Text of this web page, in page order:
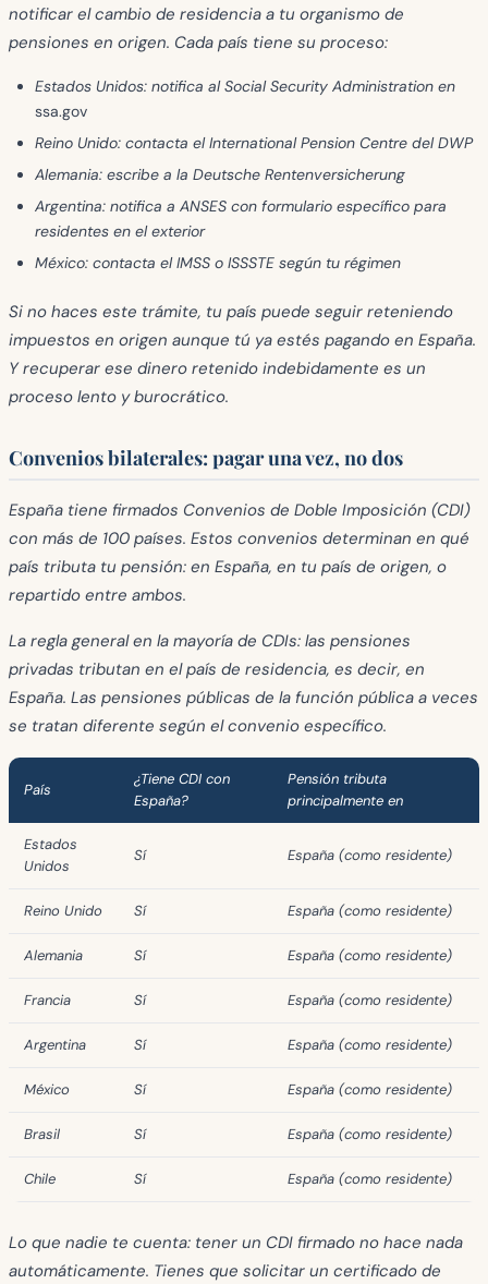
notificar el cambio de residencia a tu organismo de
pensiones en origen. Cada país tiene su proceso:
Estados Unidos: notifica al Social Security Administration en
ssa.gov
Reino Unido: contacta el International Pension Centre del DWP
Alemania: escribe a la Deutsche Rentenversicherung
Argentina: notifica a ANSES con formulario específico para
residentes en el exterior
México: contacta el IMSS o ISSSTE según tu régimen
Si no haces este trámite, tu país puede seguir reteniendo
impuestos en origen aunque tú ya estés pagando en España.
Y recuperar ese dinero retenido indebidamente es un
proceso lento y burocrático.
Convenios bilaterales: pagar una vez, no dos
España tiene firmados Convenios de Doble Imposición (CDI)
con más de 100 países. Estos convenios determinan en qué
país tributa tu pensión: en España, en tu país de origen, o
repartido entre ambos.
La regla general en la mayoría de CDIs: las pensiones
privadas tributan en el país de residencia, es decir, en
España. Las pensiones públicas de la función pública a veces
se tratan diferente según el convenio específico.
País
¿Tiene CDI con
España?
Pensión tributa
principalmente en
Estados
Unidos
Sí España (como residente)
Reino Unido Sí España (como residente)
Alemania Sí España (como residente)
Francia Sí España (como residente)
Argentina Sí España (como residente)
México Sí España (como residente)
Brasil Sí España (como residente)
Chile Sí España (como residente)
Lo que nadie te cuenta: tener un CDI firmado no hace nada
automáticamente. Tienes que solicitar un certificado de